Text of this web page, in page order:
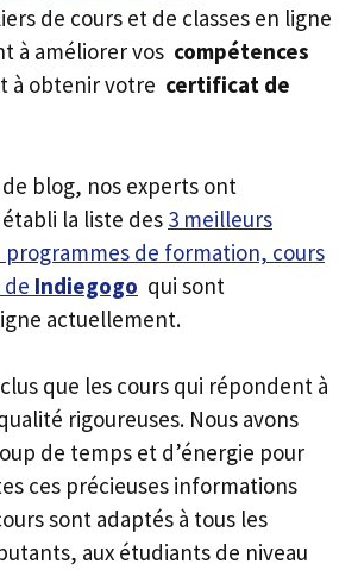
de cours et de classes en ligne
à améliorer vos compétences
à obtenir votre certificat de
blog, nos experts ont
la liste des 3 meilleurs
de formation, cours
Indiegogo qui sont
actuellement.
que les cours qui répondent à
rigoureuses. Nous avons
de temps et d’énergie pour
ces précieuses informations
sont adaptés à tous les
aux étudiants de niveau